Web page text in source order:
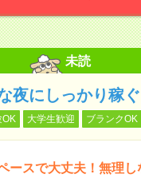
未読
夜にしっかり稼
大学生歓迎 ブランクOK
ースで大丈夫！無理し